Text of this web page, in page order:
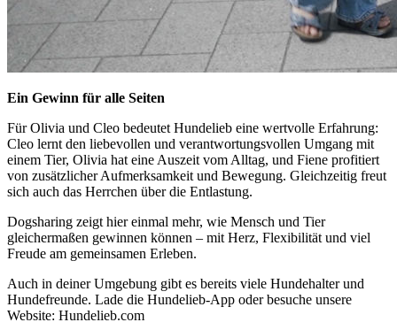
Ein Gewinn für alle Seiten
Für Olivia und Cleo bedeutet Hundelieb eine wertvolle Erfahrung:
Cleo lernt den liebevollen und verantwortungsvollen Umgang mit
einem Tier, Olivia hat eine Auszeit vom Alltag, und Fiene profitiert
von zusätzlicher Aufmerksamkeit und Bewegung. Gleichzeitig freut
sich auch das Herrchen über die Entlastung.
Dogsharing zeigt hier einmal mehr, wie Mensch und Tier
gleichermaßen gewinnen können – mit Herz, Flexibilität und viel
Freude am gemeinsamen Erleben.
Auch in deiner Umgebung gibt es bereits viele Hundehalter und
Hundefreunde. Lade die Hundelieb-App oder besuche unsere
Website: Hundelieb.com